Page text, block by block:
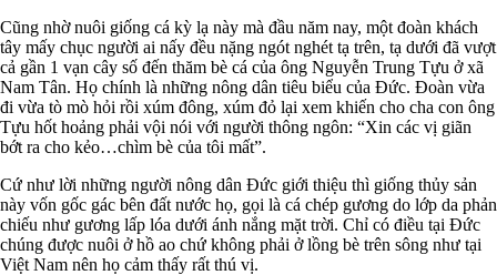
Cũng nhờ nuôi giống cá kỳ lạ này mà đầu năm nay, một đoàn khách
tây mấy chục người ai nấy đều nặng ngót nghét tạ trên, tạ dưới đã vượt
cả gần 1 vạn cây số đến thăm bè cá của ông Nguyễn Trung Tựu ở xã
Nam Tân. Họ chính là những nông dân tiêu biểu của Đức. Đoàn vừa
đi vừa tò mò hỏi rồi xúm đông, xúm đỏ lại xem khiến cho cha con ông
Tựu hốt hoảng phải vội nói với người thông ngôn: “Xin các vị giãn
bớt ra cho kẻo…chìm bè của tôi mất”.
Cứ như lời những người nông dân Đức giới thiệu thì giống thủy sản
này vốn gốc gác bên đất nước họ, gọi là cá chép gương do lớp da phản
chiếu như gương lấp lóa dưới ánh nắng mặt trời. Chỉ có điều tại Đức
chúng được nuôi ở hồ ao chứ không phải ở lồng bè trên sông như tại
Việt Nam nên họ cảm thấy rất thú vị.